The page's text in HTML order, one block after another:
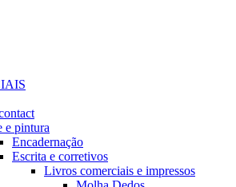
e pintura
Encadernação
Escrita e corretivos
Livros comerciais e impressos